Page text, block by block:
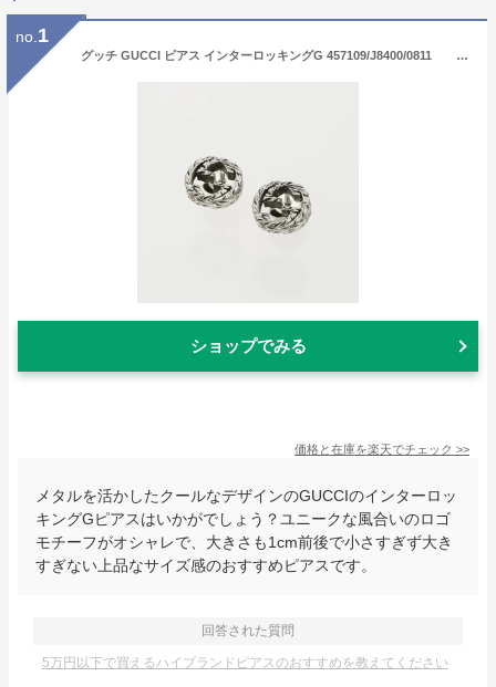
no. 1
グッチ GUCCI ピアス インターロッキングG 457109/J8400/0811 フィットハウス
ショップでみる
価格と在庫を楽天でチェック >>
メタルを活かしたクールなデザインのGUCCIのインターロッ
キングGピアスはいかがでしょう？ユニークな風合いのロゴ
モチーフがオシャレで、大きさも1cm前後で小さすぎず大き
すぎない上品なサイズ感のおすすめピアスです。
回答された質問
5万円以下で買えるハイブランドピアスのおすすめを教えてください